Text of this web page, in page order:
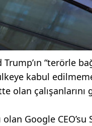
Trump’ın “terörle
kabul
olan çalışanlarını
olan Google